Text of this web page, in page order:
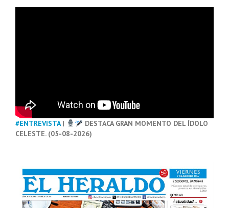
#ENTREVISTA|
DESTACA GRAN MOMENTO DEL ÍDOLO
CELESTE. (05-08-2026)